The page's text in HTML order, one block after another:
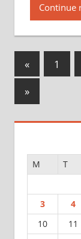
Continue
«Previous
Posts
1
Next
Posts
»
M T
3
4
10
11